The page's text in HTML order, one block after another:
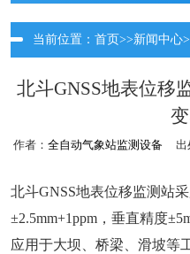
当前位置： 首页>>新闻中心
北斗GNSS地表位移
作者： 全自动气象站监测设备 出
北斗GNSS地表位移监测站
±2.5mm+1ppm，垂直精度
应用于大坝、桥梁、滑坡等